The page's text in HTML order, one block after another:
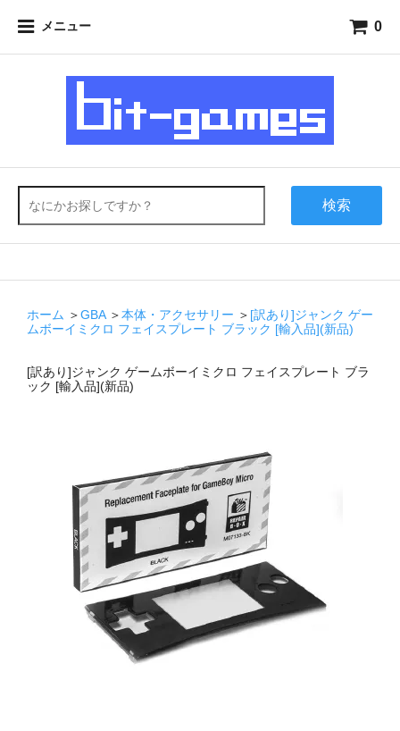
メニュー 0
検索
ホーム ＞GBA ＞本体・アクセサリー ＞ [訳あり]ジャンク ゲー
ムボーイミクロ フェイスプレート ブラック [輸入品](新品)
[訳あり]ジャンク ゲームボーイミクロ フェイスプレート ブラ
ック [輸入品](新品)